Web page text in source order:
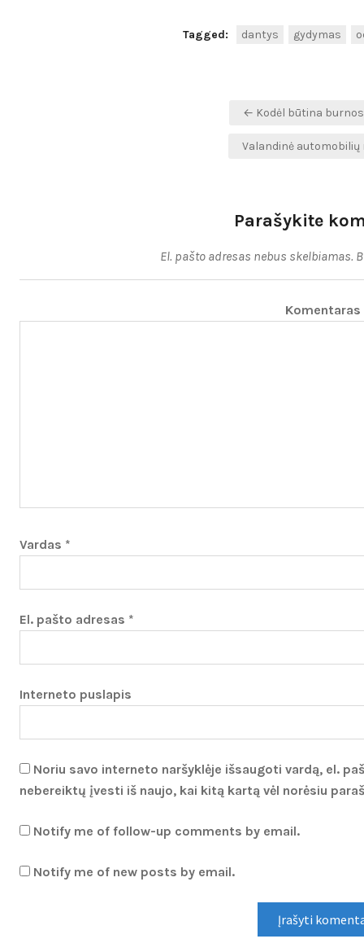
Tagged: dantys gydymas
← Kodėl būtina
Valandinė
Parašykite
El. pašto adresas nebus skelbiamas.
Komentaras
Vardas *
El. pašto adresas *
Interneto puslapis
Noriu savo interneto naršyklėje išsaugoti vardą, el.
nebereiktų įvesti iš naujo, kai kitą kartą vėl norėsiu
Notify me of follow-up comments by email.
Notify me of new posts by email.